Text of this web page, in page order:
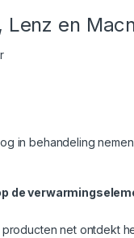
Lenz en
in behandeling
de
net ontdekt